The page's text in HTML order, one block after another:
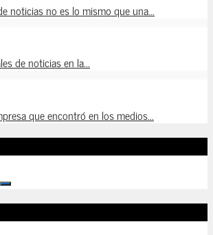
noticias no es lo mismo que una...
de noticias en la...
que encontró en los medios...